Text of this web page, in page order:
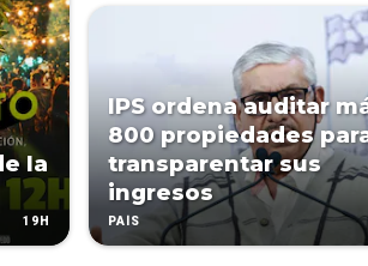
la
19H
IPS ordena auditar
800 propiedades
transparentar sus
ingresos
PAÍS